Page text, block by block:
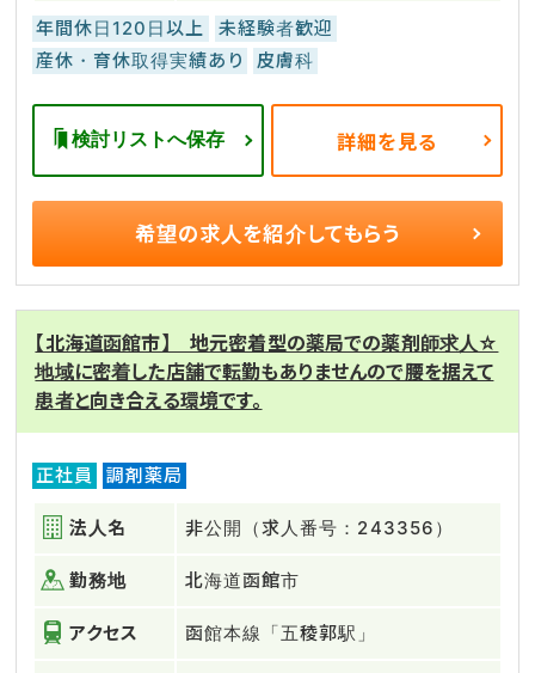
年間休日120日以上
未経験者歓迎
産休・育休取得実績あり
皮膚科
検討リストへ保存 詳細を見る
希望の求人を紹介してもらう
【北海道函館市】 地元密着型の薬局での薬剤師求人☆
地域に密着した店舗で転勤もありませんので腰を据えて
患者と向き合える環境です。
正社員 調剤薬局
法人名 非公開（求人番号：243356）
勤務地 北海道函館市
アクセス 函館本線「五稜郭駅」